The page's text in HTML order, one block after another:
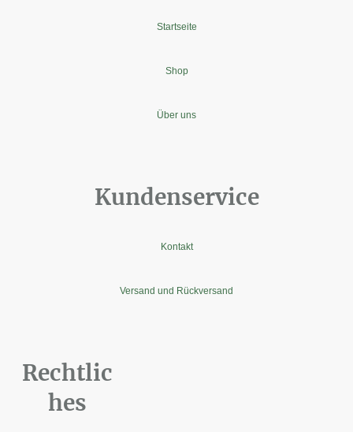
Startseite
Shop
Über uns
Kundenservice
Kontakt
Versand und Rückversand
Rechtlic
hes